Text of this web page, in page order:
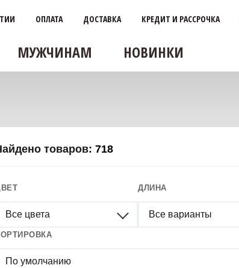
ОПЛАТА ДОСТАВКА КРЕДИТ И РАССРОЧКА
МУЖЧИНАМ НОВИНКИ
товаров: 718
Все цвета
ДЛИНА
Все варианты
По умолчанию